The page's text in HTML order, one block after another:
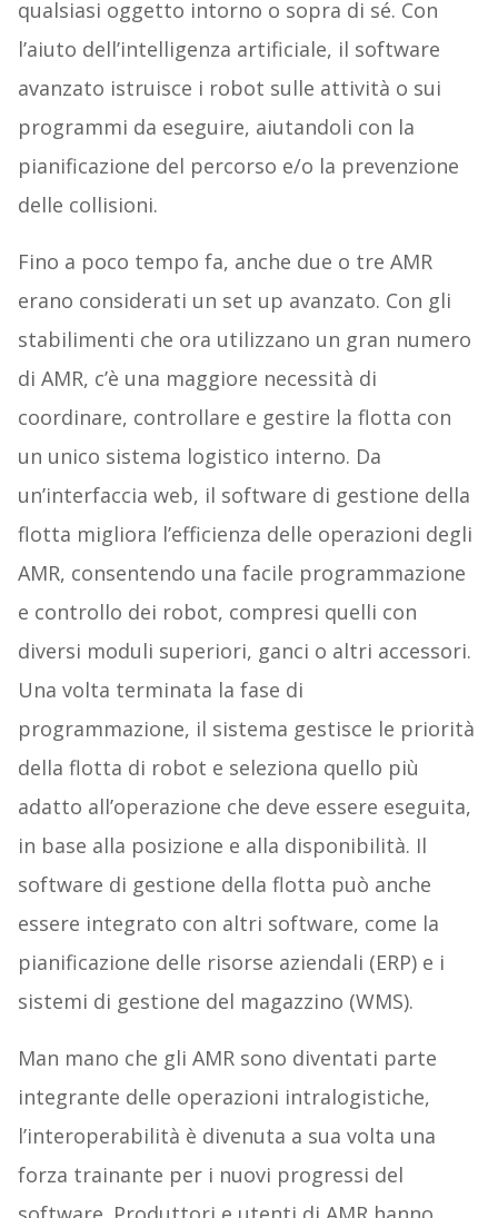
qualsiasi oggetto intorno o sopra di sé. Con
l’aiuto dell’intelligenza artificiale, il software
avanzato istruisce i robot sulle attività o sui
programmi da eseguire, aiutandoli con la
pianificazione del percorso e/o la prevenzione
delle collisioni.
Fino a poco tempo fa, anche due o tre AMR
erano considerati un set up avanzato. Con gli
stabilimenti che ora utilizzano un gran numero
di AMR, c’è una maggiore necessità di
coordinare, controllare e gestire la flotta con
un unico sistema logistico interno. Da
un’interfaccia web, il software di gestione della
flotta migliora l’efficienza delle operazioni degli
AMR, consentendo una facile programmazione
e controllo dei robot, compresi quelli con
diversi moduli superiori, ganci o altri accessori.
Una volta terminata la fase di
programmazione, il sistema gestisce le priorità
della flotta di robot e seleziona quello più
adatto all’operazione che deve essere eseguita,
in base alla posizione e alla disponibilità. Il
software di gestione della flotta può anche
essere integrato con altri software, come la
pianificazione delle risorse aziendali (ERP) e i
sistemi di gestione del magazzino (WMS).
Man mano che gli AMR sono diventati parte
integrante delle operazioni intralogistiche,
l’interoperabilità è divenuta a sua volta una
forza trainante per i nuovi progressi del